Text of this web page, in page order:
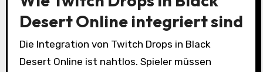
Desert Online integriert sind
Die Integration von Twitch Drops in Black
Desert Online ist nahtlos. Spieler müssen